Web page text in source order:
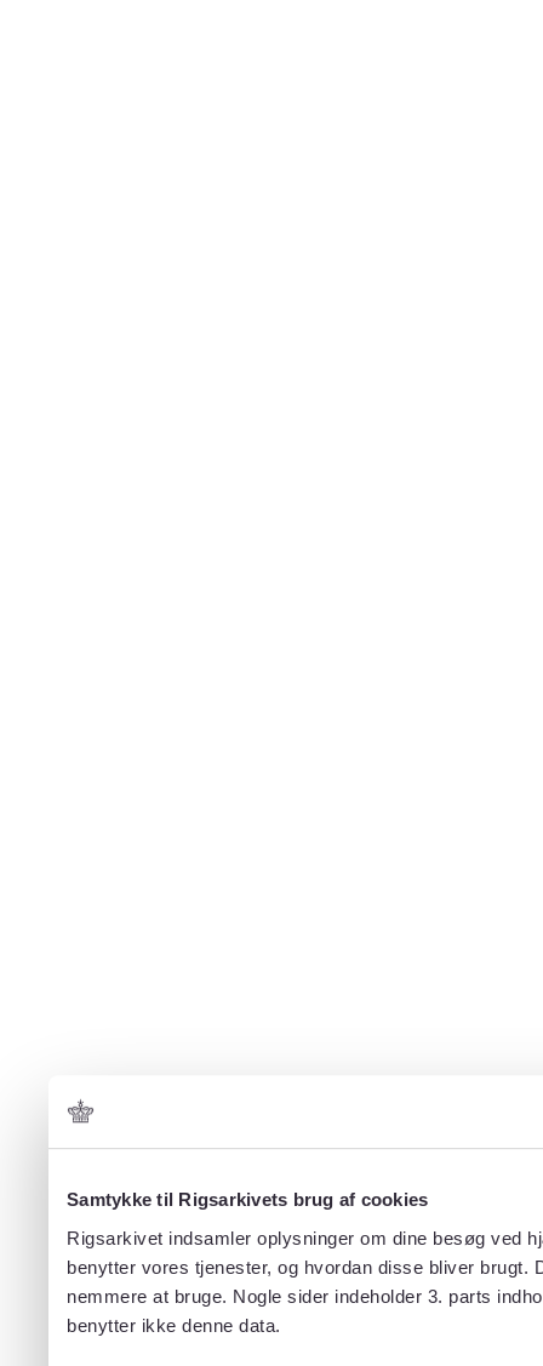
Samtykke til Rigsarkivets brug af cookies
Rigsarkivet indsamler oplysninger om dine besøg ved
benytter vores tjenester, og hvordan disse bliver
nemmere at bruge. Nogle sider indeholder 3. parts
benytter ikke denne data.